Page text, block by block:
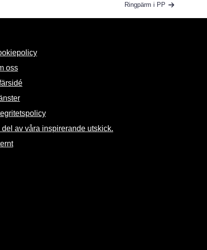
Ringpärm i PP
oss
del av våra inspirerande utskick.